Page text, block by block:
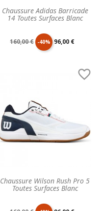
Chaussure Adidas Barricade
14 Toutes Surfaces Blanc
Prix
160,00 € -40% Prix
96,00 €
Chaussure Wilson Rush Pro 5
Toutes Surfaces Blanc
